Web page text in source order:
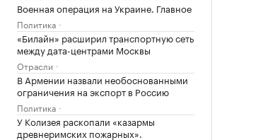
Военная операция на Украине. Главное
Политика
«Билайн» расширил транспортную сеть
между дата-центрами Москвы
Отрасли
В Армении назвали необоснованными
ограничения на экспорт в Россию
Политика
У Колизея раскопали «казармы
древнеримских пожарных».